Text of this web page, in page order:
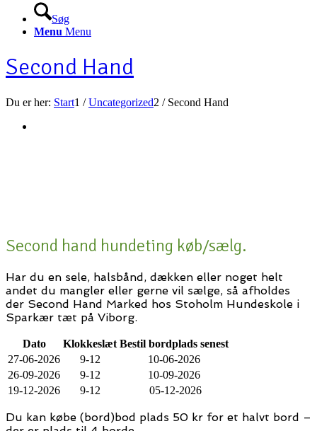
Søg
Menu Menu
Second Hand
Du er her: Start1 / Uncategorized2 / Second Hand
Second hand hundeting køb/sælg.
Har du en sele, halsbånd, dækken eller noget helt
andet du mangler eller gerne vil sælge, så afholdes
der Second Hand Marked hos Stoholm Hundeskole i
Sparkær tæt på Viborg.
Dato Klokkeslæt Bestil bordplads senest
27-06-2026
9-12
10-06-2026
26-09-2026
9-12
10-09-2026
19-12-2026
9-12 05-12-2026
Du kan købe (bord)bod plads 50 kr for et halvt bord –